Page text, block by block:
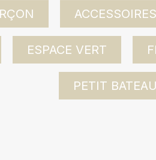
ACCESSOIRES
ESPACE VERT
PETIT BATEAU